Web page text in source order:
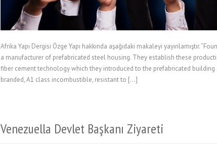
Afrika Yapı Dergisi Özge Yapı hakkında aşağıdaki makaleyi yayınlamıştır.
a manufacturer of prefabricated steel housing. They establish these
fiber cement technology which they introduced to the prefabricated building
branded, A1 class incombustible, resistant to […]
Venezuella Devlet Başkanı Ziyareti